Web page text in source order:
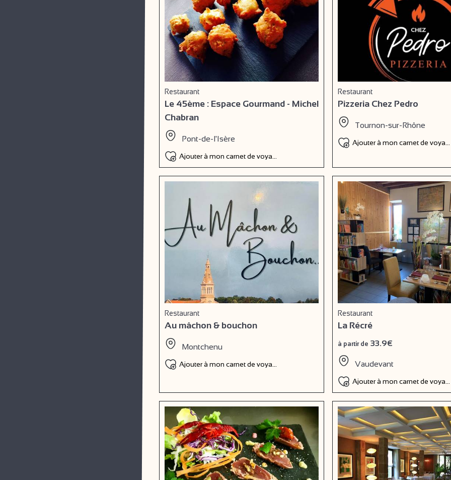
Restaurant
Le 45ème : Espace Gourmand - Michel
Chabran
Pont-de-l'Isère
Ajouter à mon carnet de voyage
Restaurant
Pizzeria Chez Pedro
Tournon-sur-Rhône
Ajouter à mon carnet de
Restaurant
Au mâchon & bouchon
Montchenu
Ajouter à mon carnet de voyage
Restaurant
La Récré
à partir de 33.9€
Vaudevant
Ajouter à mon carnet de